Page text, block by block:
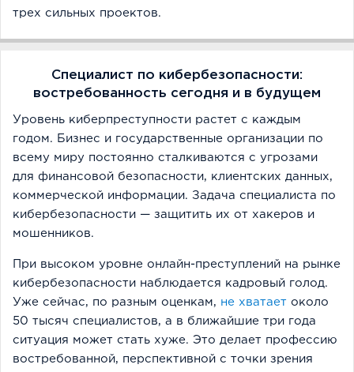
трех сильных проектов.
Специалист по кибербезопасности:
востребованность сегодня и в будущем
Уровень киберпреступности растет с каждым
годом. Бизнес и государственные организации по
всему миру постоянно сталкиваются с угрозами
для финансовой безопасности, клиентских данных,
коммерческой информации. Задача специалиста по
кибербезопасности — защитить их от хакеров и
мошенников.
При высоком уровне онлайн-преступлений на рынке
кибербезопасности наблюдается кадровый голод.
Уже сейчас, по разным оценкам, не хватает около
50 тысяч специалистов, а в ближайшие три года
ситуация может стать хуже. Это делает профессию
востребованной, перспективной с точки зрения